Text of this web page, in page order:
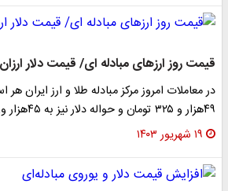
قیمت روز ارزهای مبادله ای/ قیمت دلار
در معاملات امروز مرکز مبادله طلا و ارز ایران هر
۴۹هزار و ۳۲۵ تومان و حواله دلار نیز به ۴۵هزار و…
۱۹ شهریور ۱۴۰۳